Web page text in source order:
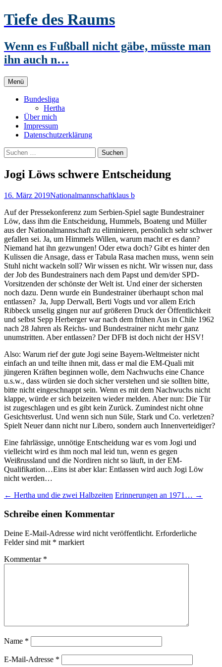
Zum
Inhalt
Tiefe des Raums
Wenn es Fußball nicht gäbe, müsste man
ihn auch n…
Menü
Bundesliga
Hertha
Über mich
Impressum
Datenschutzerklärung
Suchen
nach:
Jogi Löws schwere Entscheidung
16. März 2019Nationalmannschaftklaus b
Auf der Pressekonferenz zum Serbien-Spiel sagte Bundestrainer
Löw, dass ihm die Entscheidung, Hummels, Boateng und Müller
aus der Nationalmannschaft zu eliminieren, persönlich sehr schwer
gefallen sei. Ja, um Himmels Willen, warum macht er es dann?
Niemand hat ihn gezwungen! Oder etwa doch? Gibt es hinter den
Kulissen die Ansage, dass er Tabula Rasa machen muss, wenn sein
Stuhl nicht wackeln soll? Wir wissen es nicht. Wir wissen nur, dass
der Job des Bundestrainers nach dem Papst und dem/der SPD-
Vorsitzenden der schönste der Welt ist. Und einer der sichersten
noch dazu. Denn wurde ein Bundestrainer überhaupt schon mal
entlassen? Ja, Jupp Derwall, Berti Vogts und vor allem Erich
Ribbeck unselig gingen nur auf größeren Druck der Öffentlichkeit
und selbst Sepp Herberger war nach dem frühen Aus in Chile 1962
nach 28 Jahren als Reichs- und Bundestrainer nicht mehr ganz
unumstritten. Aber entlassen? Der DFB ist doch nicht der HSV!
Also: Warum rief der gute Jogi seine Bayern-Weltmeister nicht
einfach an und teilte ihnen mit, dass er mal die EM-Quali mit
jüngeren Kräften beginnen wolle, dem Nachwuchs eine Chance
u.s.w., dass würden sie doch sicher verstehen und sie sollten bitte,
bitte nicht eingeschnappt sein. Wenn es mit dem Nachwuchs nicht
klappe, würde er sich beizeiten wieder melden. Aber nun: Die Tür
ist zugeschlagen und es gibt kein Zurück. Zumindest nicht ohne
Gesichtsverlust. Und wenn sich nun Süle, Stark und Co. verletzen?
Spielt Neuer dann nicht nur Libero, sondern auch Innenverteidiger?
Eine fahrlässige, unnötige Entscheidung war es vom Jogi und
vielleicht wird es ihm noch mal leid tun, wenn es gegen
Weißrussland und die Nordiren nicht so läuft, in der EM-
Qualifikation…Eins ist aber klar: Entlassen wird auch Jogi Löw
nicht werden…
Beitragsnavigation
← Hertha und die zwei Halbzeiten Erinnerungen an 1971… →
Schreibe einen Kommentar
Deine E-Mail-Adresse wird nicht veröffentlicht. Erforderliche
Felder sind mit * markiert
Kommentar *
Name *
E-Mail-Adresse *